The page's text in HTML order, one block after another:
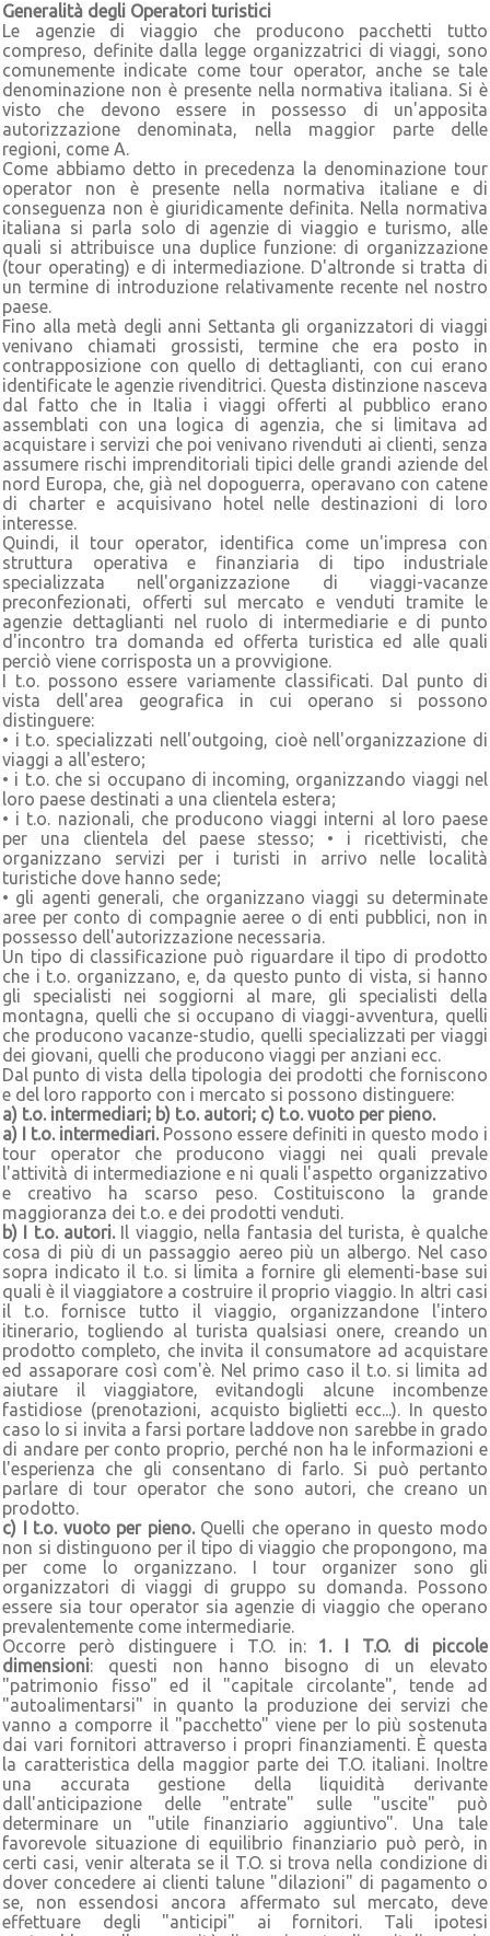
Generalità degli Operatori turistici
Le agenzie di viaggio che producono pacchetti tutto
compreso, definite dalla legge organizzatrici di viaggi, sono
comunemente indicate come tour operator, anche se tale
denominazione non è presente nella normativa italiana. Si è
visto che devono essere in possesso di un'apposita
autorizzazione denominata, nella maggior parte delle
regioni, come A.
Come abbiamo detto in precedenza la denominazione tour
operator non è presente nella normativa italiane e di
conseguenza non è giuridicamente definita. Nella normativa
italiana si parla solo di agenzie di viaggio e turismo, alle
quali si attribuisce una duplice funzione: di organizzazione
(tour operating) e di intermediazione. D'altronde si tratta di
un termine di introduzione relativamente recente nel nostro
paese.
Fino alla metà degli anni Settanta gli organizzatori di viaggi
venivano chiamati grossisti, termine che era posto in
contrapposizione con quello di dettaglianti, con cui erano
identificate le agenzie rivenditrici. Questa distinzione nasceva
dal fatto che in Italia i viaggi offerti al pubblico erano
assemblati con una logica di agenzia, che si limitava ad
acquistare i servizi che poi venivano rivenduti ai clienti, senza
assumere rischi imprenditoriali tipici delle grandi aziende del
nord Europa, che, già nel dopoguerra, operavano con catene
di charter e acquisivano hotel nelle destinazioni di loro
interesse.
Quindi, il tour operator, identifica come un'impresa con
struttura operativa e finanziaria di tipo industriale
specializzata nell'organizzazione di viaggi-vacanze
preconfezionati, offerti sul mercato e venduti tramite le
agenzie dettaglianti nel ruolo di intermediarie e di punto
d'incontro tra domanda ed offerta turistica ed alle quali
perciò viene corrisposta un a provvigione.
I t.o. possono essere variamente classificati. Dal punto di
vista dell'area geografica in cui operano si possono
distinguere:
• i t.o. specializzati nell'outgoing, cioè nell'organizzazione di
viaggi a all'estero;
• i t.o. che si occupano di incoming, organizzando viaggi nel
loro paese destinati a una clientela estera;
• i t.o. nazionali, che producono viaggi interni al loro paese
per una clientela del paese stesso; • i ricettivisti, che
organizzano servizi per i turisti in arrivo nelle località
turistiche dove hanno sede;
• gli agenti generali, che organizzano viaggi su determinate
aree per conto di compagnie aeree o di enti pubblici, non in
possesso dell'autorizzazione necessaria.
Un tipo di classificazione può riguardare il tipo di prodotto
che i t.o. organizzano, e, da questo punto di vista, si hanno
gli specialisti nei soggiorni al mare, gli specialisti della
montagna, quelli che si occupano di viaggi-avventura, quelli
che producono vacanze-studio, quelli specializzati per viaggi
dei giovani, quelli che producono viaggi per anziani ecc.
Dal punto di vista della tipologia dei prodotti che forniscono
e del loro rapporto con i mercato si possono distinguere:
a) t.o. intermediari; b) t.o. autori; c) t.o. vuoto per pieno.
a) I t.o. intermediari. Possono essere definiti in questo modo i
tour operator che producono viaggi nei quali prevale
l'attività di intermediazione e ni quali l'aspetto organizzativo
e creativo ha scarso peso. Costituiscono la grande
maggioranza dei t.o. e dei prodotti venduti.
b) I t.o. autori. Il viaggio, nella fantasia del turista, è qualche
cosa di più di un passaggio aereo più un albergo. Nel caso
sopra indicato il t.o. si limita a fornire gli elementi-base sui
quali è il viaggiatore a costruire il proprio viaggio. In altri casi
il t.o. fornisce tutto il viaggio, organizzandone l'intero
itinerario, togliendo al turista qualsiasi onere, creando un
prodotto completo, che invita il consumatore ad acquistare
ed assaporare così com'è. Nel primo caso il t.o. si limita ad
aiutare il viaggiatore, evitandogli alcune incombenze
fastidiose (prenotazioni, acquisto biglietti ecc...). In questo
caso lo si invita a farsi portare laddove non sarebbe in grado
di andare per conto proprio, perché non ha le informazioni e
l'esperienza che gli consentano di farlo. Si può pertanto
parlare di tour operator che sono autori, che creano un
prodotto.
c) I t.o. vuoto per pieno.Quelli che operano in questo modo
non si distinguono per il tipo di viaggio che propongono, ma
per come lo organizzano. I tour organizer sono gli
organizzatori di viaggi di gruppo su domanda. Possono
essere sia tour operator sia agenzie di viaggio che operano
prevalentemente come intermediarie.
Occorre però distinguere i T.O. in: 1. I T.O. di piccole
dimensioni: questi non hanno bisogno di un elevato
"patrimonio fisso" ed il "capitale circolante", tende ad
"autoalimentarsi" in quanto la produzione dei servizi che
vanno a comporre il "pacchetto" viene per lo più sostenuta
dai vari fornitori attraverso i propri finanziamenti. È questa
la caratteristica della maggior parte dei T.O. italiani. Inoltre
una accurata gestione della liquidità derivante
dall'anticipazione delle "entrate" sulle "uscite" può
determinare un "utile finanziario aggiuntivo". Una tale
favorevole situazione di equilibrio finanziario può però, in
certi casi, venir alterata se il T.O. si trova nella condizione di
dover concedere ai clienti talune "dilazioni" di pagamento o
se, non essendosi ancora affermato sul mercato, deve
effettuare degli "anticipi" ai fornitori. Tali ipotesi